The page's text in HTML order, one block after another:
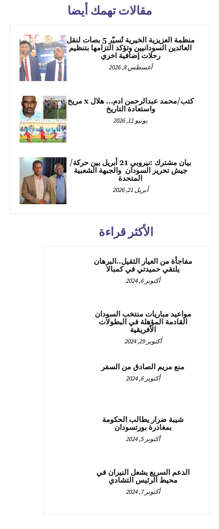
مقالات تهمك أيضا
منظمة العزيزية الخيرية تُسيّر 5 بصات لنقل
العائدين السودانيين وتؤكد التزامها بتنظيم
رحلات إضافية اخري
أغسطس 8, 2026
كتب/محمد عبدالرحمن ادم… هلال x مريخ
واستعادة التاريخ
يونيو 11, 2026
بيان مشترك :نيروبي 21 أبريل بين حركة/
جيش تحرير السودان والجبهة الشعبية
المتحدة
أبريل 21, 2026
الأكثر قراءة
مفاجأة من العيار الثقيل..البرهان
يلتقي حميدتي في كمبالا
أكتوبر 6, 2024
مواعيد مباريات منتخب السودان
القادمة المؤهلة في البطولات
الأفريقية
أكتوبر 29, 2024
منع مريم الصادق من السفر
أكتوبر 6, 2024
شيبة ضرار يطالب الحكومة
بمغادرة بورتسودان
أكتوبر 5, 2024
الدعم السريع يشعل النيران في
محيط الرئيس التشادي
أكتوبر 7, 2024